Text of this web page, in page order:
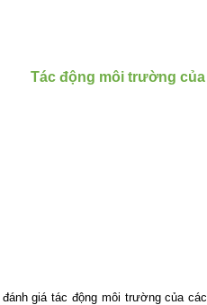
Tác động môi trường
giá tác động môi trường của